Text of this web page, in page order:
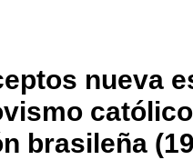
nueva
brasileña